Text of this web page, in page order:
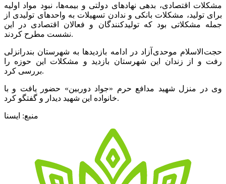
مشکلات اقتصادی، بدهی نهادهای دولتی و بیمه‌ها، نبود مواد اولیه
برای تولید، مشکلات بانکی و ندادن تسهیلات به واحدهای تولیدی از
جمله مشکلاتی بود که تولیدکنندگان و فعالان اقتصادی در این
نشست مطرح کردند.
حجت الاسلام موحدی آزاد در ادامه بازدیدها به شهرستان بندرانزلی
رفت و از زندان این شهرستان بازدید و مشکلات این حوزه را
بررسی کرد.
وی در منزل شهید مدافع حرم «جواد دوربین» حضور یافت و با
خانواده این شهید دیدار و گفتگو کرد.
منبع: ایسنا